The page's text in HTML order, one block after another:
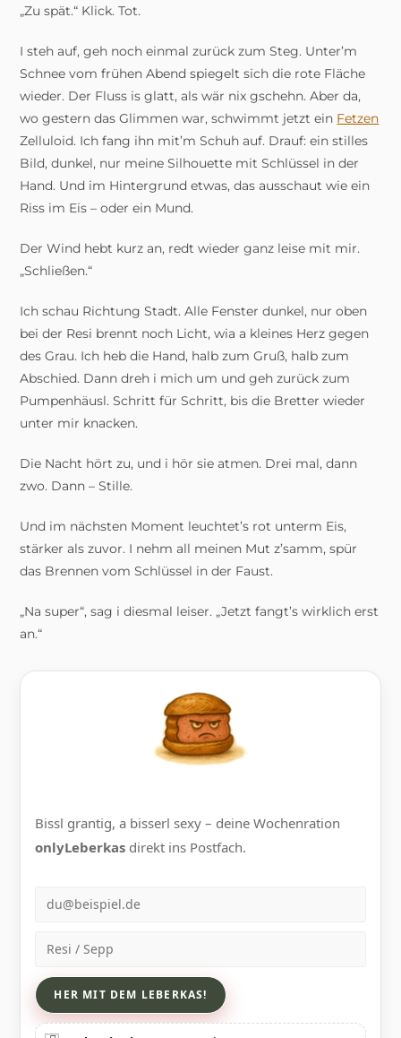
„Zu spät.“ Klick. Tot.
I steh auf, geh noch einmal zurück zum Steg. Unter’m
Schnee vom frühen Abend spiegelt sich die rote Fläche
wieder. Der Fluss is glatt, als wär nix gschehn. Aber da,
wo gestern das Glimmen war, schwimmt jetzt ein Fetzen
Zelluloid. Ich fang ihn mit’m Schuh auf. Drauf: ein stilles
Bild, dunkel, nur meine Silhouette mit Schlüssel in der
Hand. Und im Hintergrund etwas, das ausschaut wie ein
Riss im Eis – oder ein Mund.
Der Wind hebt kurz an, redt wieder ganz leise mit mir.
„Schließen.“
Ich schau Richtung Stadt. Alle Fenster dunkel, nur oben
bei der Resi brennt noch Licht, wia a kleines Herz gegen
des Grau. Ich heb die Hand, halb zum Gruß, halb zum
Abschied. Dann dreh i mich um und geh zurück zum
Pumpenhäusl. Schritt für Schritt, bis die Bretter wieder
unter mir knacken.
Die Nacht hört zu, und i hör sie atmen. Drei mal, dann
zwo. Dann – Stille.
Und im nächsten Moment leuchtet’s rot unterm Eis,
stärker als zuvor. I nehm all meinen Mut z’samm, spür
das Brennen vom Schlüssel in der Faust.
„Na super“, sag i diesmal leiser. „Jetzt fangt’s wirklich erst
an.“
Bissl grantig, a bisserl sexy – deine Wochenration
onlyLeberkas direkt ins Postfach.
E-Mail
Name